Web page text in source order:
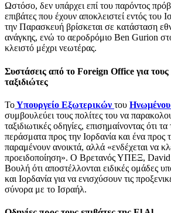
Ωστόσο, δεν υπάρχει επί του παρόντος
επιβάτες που έχουν αποκλειστεί εντός του
την Παρασκευή βρίσκεται σε κατάσταση
ανάγκης, ενώ το αεροδρόμιο Ben Gurion
κλειστό μέχρι νεωτέρας.
Συστάσεις από το Foreign Office για
ταξιδιώτες
ΤοΥπουργείο Εξωτερικών του Ηνωμένου
συμβουλεύει τους πολίτες του να
ταξιδιωτικές οδηγίες, επισημαίνοντας ότι
περάσματα προς την Ιορδανία και ένα προς
παραμένουν ανοικτά, αλλά «ενδέχεται να
προειδοποίηση». Ο Βρετανός ΥΠΕΞ,
Βουλή ότι αποστέλλονται ειδικές ομάδες
και Ιορδανία για να ενισχύσουν τις
σύνορα με το Ισραήλ.